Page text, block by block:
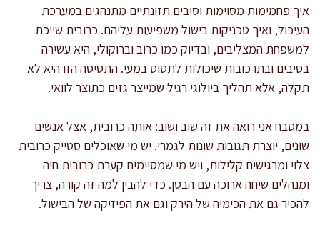
איך פחמימות מסוימות וסיבים תזונתיים מתנהגים במערכת
העיכול, ואיך טכניקות בישול משפיעות עליהם. כרובית שייכת
למשפחת המצליבים, ובדיוק כמו כרוב וברוקולי, היא עשירה
בסיבים ובתרכובות שיכולות לתסוס במעי. התסיסה הזו היא לא
תקלה, אלא תהליך ביולוגי רגיל שמייצר גזים כתוצר לוואי.
במטבח אני רואה את זה שוב ושוב: אותה כרובית, אצל אנשים
שונים, יוצרת תגובות שונות לגמרי. יש מי שאוכלים סטייק כרובית
צלוי ומרגישים קלילות, ויש מי שמסיימים קערת כרובית חיה
ומנהלים שיחה ארוכה עם הבטן. כדי להבין למה זה קורה, צריך
להכיר גם את הכימיה של הירק וגם את הפיזיקה של הבישול.